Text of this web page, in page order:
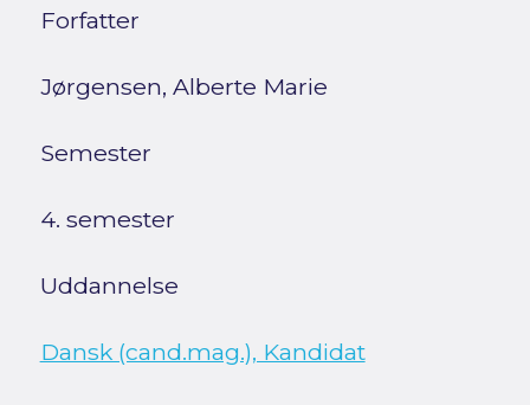
Forfatter
Jørgensen, Alberte Marie
Semester
4. semester
Uddannelse
Dansk (cand.mag.), Kandidat